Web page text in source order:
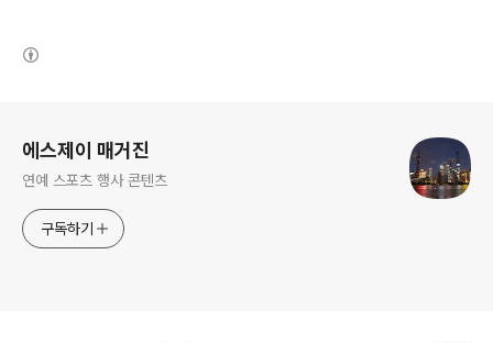
에스제이 매거진
연예 스포츠 행사 콘텐츠
구독하기